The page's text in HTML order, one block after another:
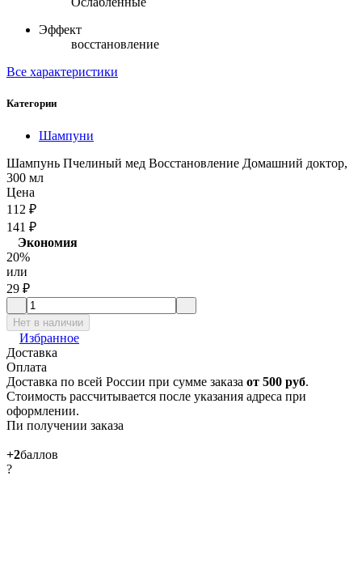
Эффект
восстановление
Все характеристики
Категории
Шампуни
Шампунь Пчелиный мед Восстановление Домашний доктор,
300 мл
Цена
112 ₽
141 ₽
Экономия
20%
или
29 ₽
Нет в наличии
Избранное
Доставка
Оплата
Доставка по всей России при сумме заказа от 500 руб.
Стоимость рассчитывается после указания адреса при
оформлении.
Пи получении заказа
+2баллов
?